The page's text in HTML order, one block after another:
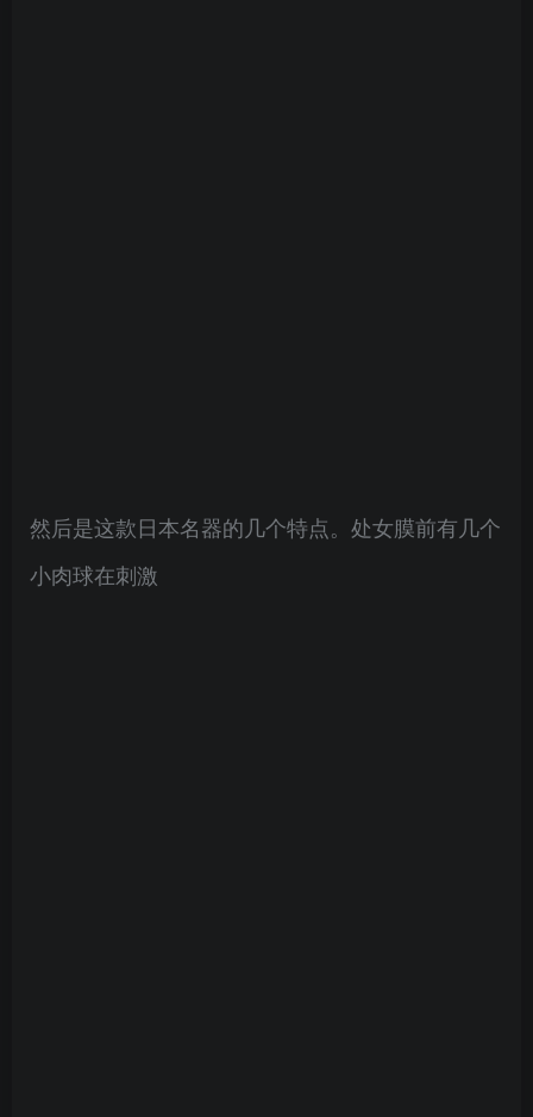
然后是这款日本名器的几个特点。处女膜前有几个
小肉球在刺激